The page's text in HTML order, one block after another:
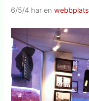
6/5/4 har enwebbplats